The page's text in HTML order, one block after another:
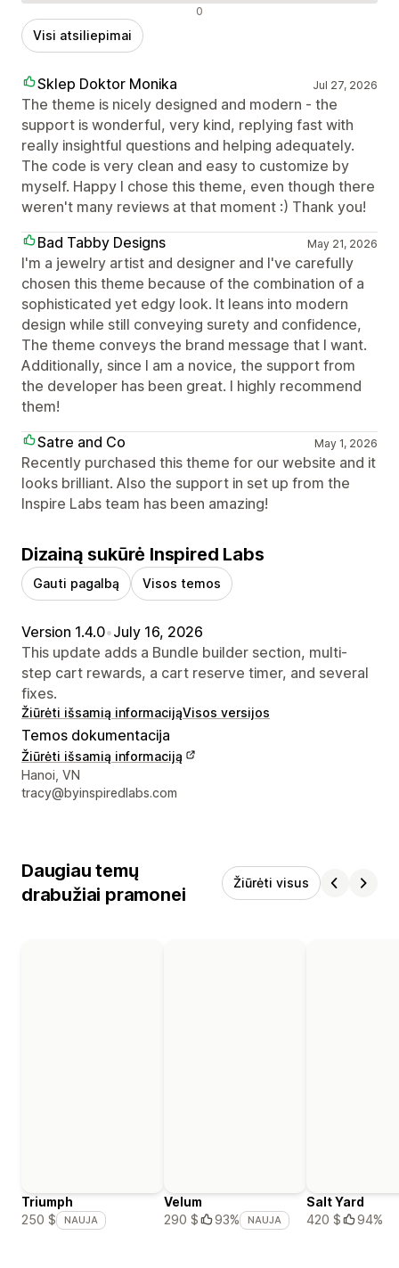
0
Visi atsiliepimai
Sklep Doktor Monika Jul 27, 2026
The theme is nicely designed and modern - the
support is wonderful, very kind, replying fast with
really insightful questions and helping adequately.
The code is very clean and easy to customize by
myself. Happy I chose this theme, even though there
weren't many reviews at that moment :) Thank you!
Bad Tabby Designs
May 21, 2026
I'm a jewelry artist and designer and I've carefully
chosen this theme because of the combination of a
sophisticated yet edgy look. It leans into modern
design while still conveying surety and confidence,
The theme conveys the brand message that I want.
Additionally, since I am a novice, the support from
the developer has been great. I highly recommend
them!
Satre and Co
May 1, 2026
Recently purchased this theme for our website and it
looks brilliant. Also the support in set up from the
Inspire Labs team has been amazing!
Dizainą sukūrė Inspired Labs
Gauti pagalbą Visos temos
Version 1.4.0•July 16, 2026
This update adds a Bundle builder section, multi-
step cart rewards, a cart reserve timer, and several
fixes.
Žiūrėti išsamią informacijąVisos versijos
Temos dokumentacija
Žiūrėti išsamią informaciją
Kūrėjo kontaktiniai duomenys
Hanoi, VN
tracy@byinspiredlabs.com
Daugiau temų
drabužiai pramonei
Žiūrėti visus
Triumph
250 $
NAUJA
Velum
290 $
93% NAUJA
Salt Yard
420 $
94%